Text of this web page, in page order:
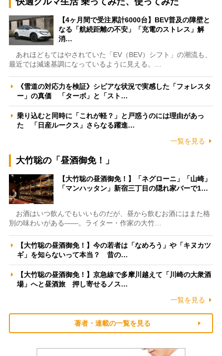
【4ヶ月間で受注累計6000台】BEV普及の障壁と
なる「航続距離の不安」「充電のストレス」解
消…
あれほどもてはやされていた「EV（BEV）シフト」の潮流も、
最近では減速基調になっているように見える。…
《雪道の対応力を検証》シビアな状況で実感した「フォレスタ
ー」の真価 「ターボ」と「スト…
乗り込むと同時に「これが軽？」と戸惑うのには理由があっ
た 「日産ルークス」さらなる躍進…
一覧を見る
大竹聡の「昼酒御免！」
【大竹聡の昼酒御免！】「ネグローニ」「山崎」
「マンハッタン」新宿三丁目の隠れ家バーで1…
お酒はいつ飲んでもいいものだが、昼から飲むお酒にはまた格
別の味わいがある――。ライター・作家の大竹…
【大竹聡の昼酒御免！】今の若者は「なめろう」や「キヌカツ
ギ」を知らないって本当？ 昔の…
【大竹聡の昼酒御免！】京急線で多摩川越えて「川崎の大衆酒
場」へと昼酒旅 押し寄せるノス…
一覧を見る
著者・連載の一覧を見る